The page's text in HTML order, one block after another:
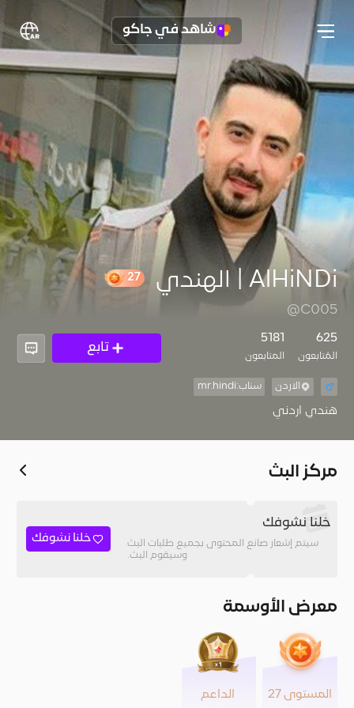
شاهد في جاكو
AlHiNDi | الهندي
@C005
625
المُتابعون
5181
المتابعون
تابع
الاردن سناب:mr.hindi
هندي اردني
مركز البث
خلنا نشوفك
سيتم إشعار صانع المحتوى بجميع طلبات البث
وسيقوم البث.
خلنا نشوفك
معرض الأوسمة
المستوى 27 الداعم